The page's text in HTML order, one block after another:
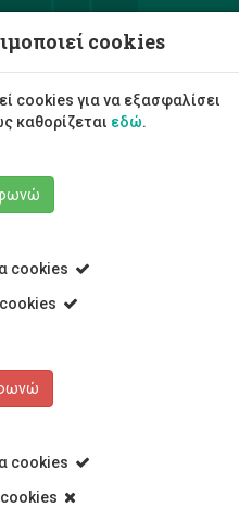
cookies
cookies για να εξασφαλίσει
καθορίζεται εδώ.
cookies
cookies